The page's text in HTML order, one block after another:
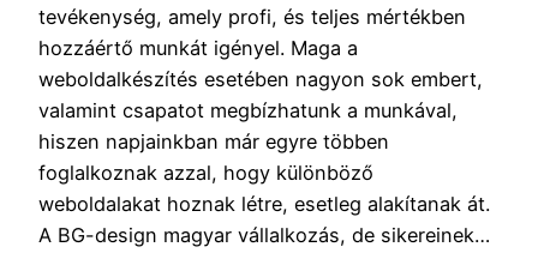
tevékenység, amely profi, és teljes mértékben
hozzáértő munkát igényel. Maga a
weboldalkészítés esetében nagyon sok embert,
valamint csapatot megbízhatunk a munkával,
hiszen napjainkban már egyre többen
foglalkoznak azzal, hogy különböző
weboldalakat hoznak létre, esetleg alakítanak át.
A BG-design magyar vállalkozás, de sikereinek…